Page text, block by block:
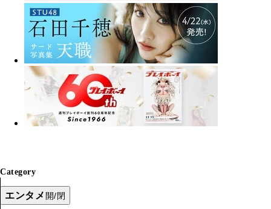
Category
エンタメ開/閉